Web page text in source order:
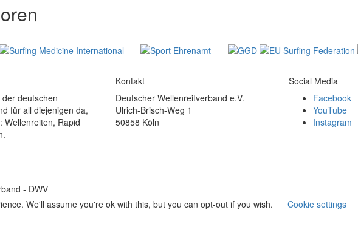
deutschen
für all diejenigen da,
Wellenreiten, Rapid
Kontakt
Deutscher Wellenreitverband e.V.
Ulrich-Brisch-Weg 1
50858 Köln
Social Media
Facebook
YouTube
Instagram
- DWV
We'll assume you're ok with this, but you can opt-out if you wish.
Cookie settings